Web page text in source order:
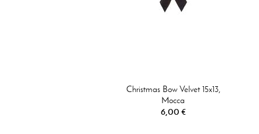
Christmas Bow Velvet 15x13,
Mocca
6,00 €